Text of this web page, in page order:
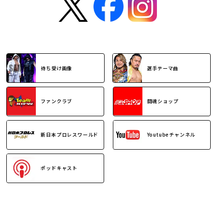
待ち受け画像 選手テーマ曲
ファンクラブ 闘魂ショップ
新日本プロレスワールド Youtubeチャンネル
ポッドキャスト